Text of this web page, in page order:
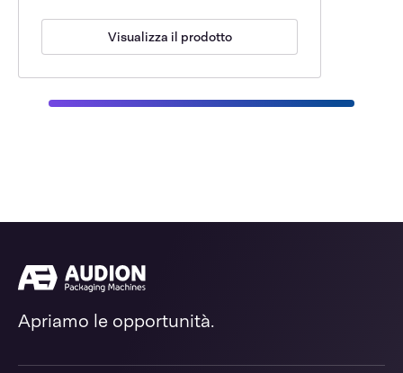
Visualizza il prodotto
Apriamo le opportunità.